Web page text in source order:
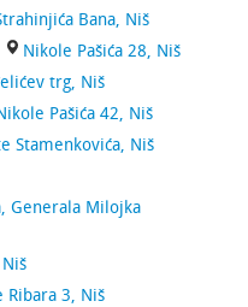
Bana, Niš
Nikole Pašića 28, Niš
trg, Niš
Pašića 42, Niš
Stamenkovića, Niš
Generala Milojka
Ribara 3, Niš